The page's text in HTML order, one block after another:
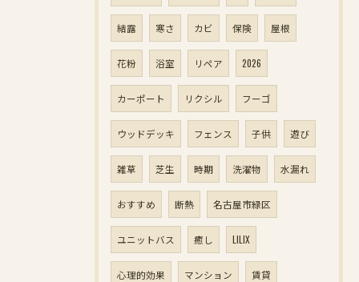
結露 寒さ カビ 保険 屋根
花粉 浴室 リペア 2026
カーポート リクシル フーゴ
ウッドデッキ フェンス 子供 遊び
雑草 芝生 時期 洗濯物 水漏れ
おすすめ 断熱 名古屋市緑区
ユニットバス 癒し LILIX
心理的効果 マンション 賃貸